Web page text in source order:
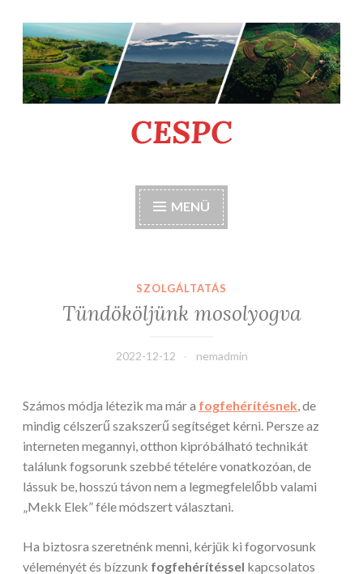
Tartalomhoz
CESPC
MENÜ
SZOLGÁLTATÁS
Tündököljünk mosolyogva
2022-12-12 nemadmin
Számos módja létezik ma már a fogfehérítésnek, de
mindig célszerű szakszerű segítséget kérni. Persze az
interneten megannyi, otthon kipróbálható technikát
találunk fogsorunk szebbé tételére vonatkozóan, de
lássuk be, hosszú távon nem a legmegfelelőbb valami
„Mekk Elek” féle módszert választani.
Ha biztosra szeretnénk menni, kérjük ki fogorvosunk
véleményét és bízzunk fogfehérítéssel kapcsolatos